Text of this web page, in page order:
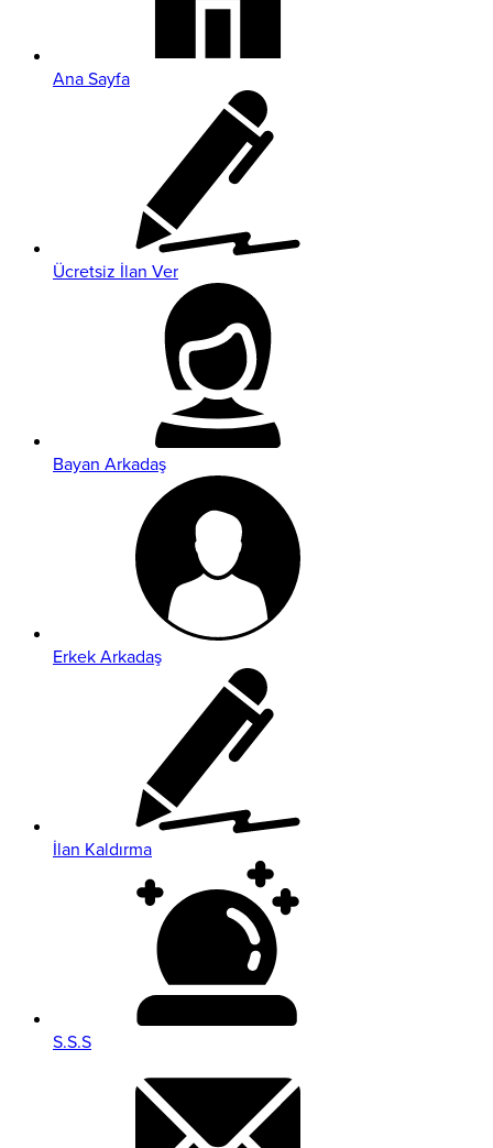
Ana Sayfa
Ücretsiz İlan Ver
Bayan Arkadaş
Erkek Arkadaş
İlan Kaldırma
S.S.S